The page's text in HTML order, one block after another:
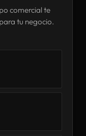
comercial te
tu negocio.